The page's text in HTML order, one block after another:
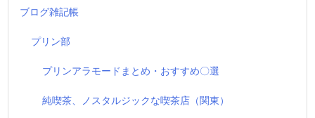
ブログ雑記帳
プリン部
プリンアラモードまとめ・おすすめ〇選
純喫茶、ノスタルジックな喫茶店（関東）